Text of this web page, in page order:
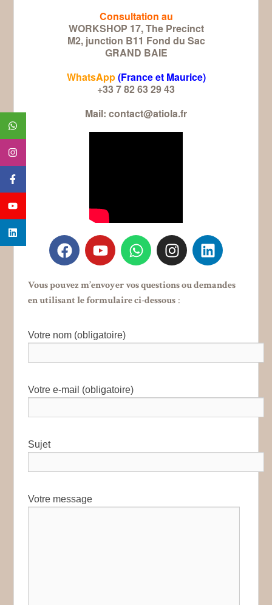
Consultation au
WORKSHOP 17, The Precinct
M2, junction B11 Fond du Sac
GRAND BAIE
WhatsApp(France et Maurice)
+33 7 82 63 29 43
Mail: contact@atiola.fr
Vous pouvez m’envoyer vos questions ou demandes
en utilisant le formulaire ci-dessous:
Votre nom (obligatoire)
Votre e-mail (obligatoire)
Sujet
Votre message